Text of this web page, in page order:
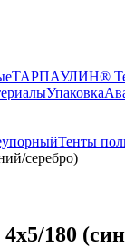
ТАРПАУЛИН®
Упаковка
Тенты
серебро)
180